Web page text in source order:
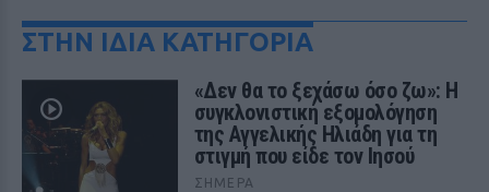
ΣΤΗΝ ΙΔΙΑ ΚΑΤΗΓΟΡΙΑ
«Δεν θα το ξεχάσω όσο ζω»: Η
συγκλονιστική εξομολόγηση
της Αγγελικής Ηλιάδη για τη
στιγμή που είδε τον Ιησού
ΣΉΜΕΡΑ